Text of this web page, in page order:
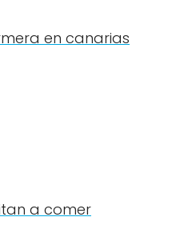
en canarias
a comer